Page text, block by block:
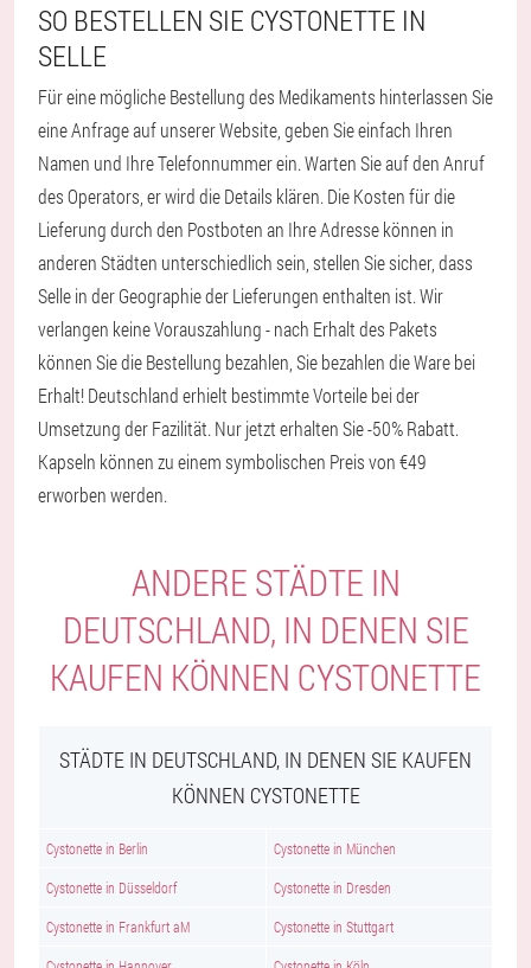
SO BESTELLEN SIE CYSTONETTE IN
SELLE
Für eine mögliche Bestellung des Medikaments hinterlassen Sie
eine Anfrage auf unserer Website, geben Sie einfach Ihren
Namen und Ihre Telefonnummer ein. Warten Sie auf den Anruf
des Operators, er wird die Details klären. Die Kosten für die
Lieferung durch den Postboten an Ihre Adresse können in
anderen Städten unterschiedlich sein, stellen Sie sicher, dass
Selle in der Geographie der Lieferungen enthalten ist. Wir
verlangen keine Vorauszahlung - nach Erhalt des Pakets
können Sie die Bestellung bezahlen, Sie bezahlen die Ware bei
Erhalt! Deutschland erhielt bestimmte Vorteile bei der
Umsetzung der Fazilität. Nur jetzt erhalten Sie -50% Rabatt.
Kapseln können zu einem symbolischen Preis von €49
erworben werden.
ANDERE STÄDTE IN
DEUTSCHLAND, IN DENEN SIE
KAUFEN KÖNNEN CYSTONETTE
STÄDTE IN DEUTSCHLAND, IN DENEN SIE KAUFEN
KÖNNEN CYSTONETTE
Cystonette in Berlin Cystonette in München
Cystonette in Düsseldorf Cystonette in Dresden
Cystonette in Frankfurt aM Cystonette in Stuttgart